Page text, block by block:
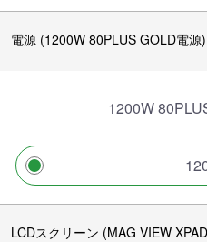
電源 (1200W 80PLUS GOLD電源)
1200W
LCDスクリーン (MAG VIEW